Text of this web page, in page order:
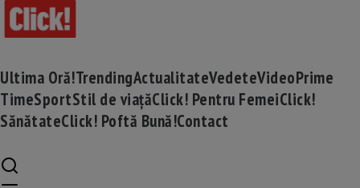
Ultima Oră!TrendingActualitateVedeteVideoPrime
TimeSportStil de viațăClick! Pentru FemeiClick!
SănătateClick! Poftă Bună!Contact